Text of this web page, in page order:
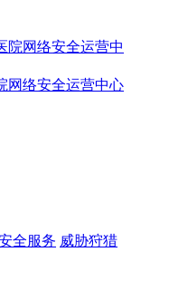
网络安全运营中心
全服务 威胁狩猎